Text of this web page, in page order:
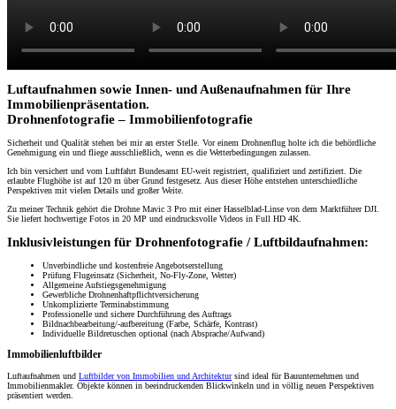
Luftaufnahmen sowie Innen- und Außenaufnahmen für Ihre
Immobilienpräsentation.
Drohnenfotografie – Immobilienfotografie
Sicherheit und Qualität stehen bei mir an erster Stelle. Vor einem Drohnenflug holte ich die behördliche
Genehmigung ein und fliege ausschließlich, wenn es die Wetterbedingungen zulassen.
Ich bin versichert und vom Luftfahrt Bundesamt EU-weit registriert, qualifiziert und zertifiziert. Die
erlaubte Flughöhe ist auf 120 m über Grund festgesetz. Aus dieser Höhe entstehen unterschiedliche
Perspektiven mit vielen Details und großer Weite.
Zu meiner Technik gehört die Drohne Mavic 3 Pro mit einer Hasselblad-Linse von dem Marktführer DJI.
Sie liefert hochwertige Fotos in 20 MP und eindrucksvolle Videos in Full HD 4K.
Inklusivleistungen für Drohnenfotografie / Luftbildaufnahmen:
Unverbindliche und kostenfreie Angebotserstellung
Prüfung Flugeinsatz (Sicherheit, No-Fly-Zone, Wetter)
Allgemeine Aufstiegsgenehmigung
Gewerbliche Drohnenhaftpflichtversicherung
Unkomplizierte Terminabstimmung
Professionelle und sichere Durchführung des Auftrags
Bildnachbearbeitung/-aufbereitung (Farbe, Schärfe, Kontrast)
Individuelle Bildretuschen optional (nach Absprache/Aufwand)
Immobilienluftbilder
Luftaufnahmen und Luftbilder von Immobilien und Architektursind ideal für Bauunternehmen und
Immobilienmakler. Objekte können in beeindruckenden Blickwinkeln und in völlig neuen Perspektiven
präsentiert werden.